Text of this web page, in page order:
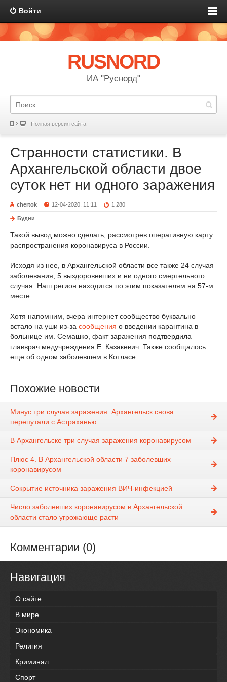
Войти
RUSNORD
ИА "Руснорд"
Полная версия сайта
Странности статистики. В
Архангельской области двое
суток нет ни одного заражения
chertok 12-04-2020, 11:11 1 280
Будни
Такой вывод можно сделать, рассмотрев оперативную карту
распространения коронавируса в России.
Исходя из нее, в Архангельской области все также 24 случая
заболевания, 5 выздоровевших и ни одного смертельного
случая. Наш регион находится по этим показателям на 57-м
месте.
Хотя напомним, вчера интернет сообщество буквально
встало на уши из-за сообщения о введении карантина в
больнице им. Семашко, факт заражения подтвердила
главврач медучреждения Е. Казакевич. Также сообщалось
еще об одном заболевшем в Котласе.
Похожие новости
Минус три случая заражения. Архангельск снова
перепутали с Астраханью
В Архангельске три случая заражения коронавирусом
Плюс 4. В Архангельской области 7 заболевших
коронавирусом
Сокрытие источника заражения ВИЧ-инфекцией
Число заболевших коронавирусом в Архангельской
области стало угрожающе расти
Комментарии (0)
Навигация
О сайте
В мире
Экономика
Религия
Криминал
Спорт